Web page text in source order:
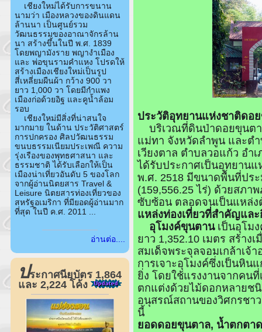
เชียงใหม่ได้รับการขนาน
นามว่า เมืองหลวงของดินแดน
ล้านนา เป็นศูนย์รวม
วัฒนธรรมของอาณาจักรล้าน
นา สร้างขึ้นในปี พ.ศ. 1839
โดยพญามังราย พญางำเมือง
และ พ่อขุนรามคำแหง โปรดให้
สร้างเมืองเชียงใหม่เป็นรูป
สี่เหลี่ยมผืนผ้า กว้าง 900 วา
ยาว 1,000 วา โดยมีกำแพง
เมืองก่อด้วยอิฐ และคูน้ำล้อม
รอบ
เชียงใหม่มีสิ่งที่น่าสนใจ
มากมาย ในด้าน ประวัติศาสตร์
การปกครอง ศิลปวัฒนธรรม
ขนบธรรมเนียมประเพณี ความ
รุ่งเรืองของพุทธศาสนา และ
ธรรมชาติ ได้รับเลือกให้เป็น
เมืองน่าเที่ยวอันดับ 5 ของโลก
จากผู้อ่านนิตยสาร Travel &
Leisure นิตยสารท่องเที่ยวของ
สหรัฐอเมริกา ที่มียอดผู้อ่านมาก
ที่สุด ในปี ค.ศ. 2011 ...
อ่านต่อ....
ประกาศนียบัตร 1,864
และ 2,224 โค้ง
ประวัติอุทยานแห่งชาติดอ
บริเวณที่ดินป่าดอยขุนตา
แม่ทา จังหวัดลำพูน และตำ
เวียงตาล ตำบลวอแก้ว อำ
ได้รับประกาศเป็นอุทยาน
พ.ศ. 2518 มีขนาดพื้นที่ปร
(159,556.25 ไร่) ด้วยสภา
ซับซ้อน ตลอดจนเป็นแหล่
แหล่งท่องเที่ยวที่สำคัญแล
อุโมงค์ขุนตานเป็นอุโม
ยาว 1,352.10 เมตร สร้าง
สมเด็จพระจุลจอมเกล้าเจ้
การเจาะอุโมงค์ซึ่งเป็นหิน
ยิ่ง โดยใช้แรงงานจากคน
ตกแต่งด้วยไม้ดอกหลายช
อนุสรณ์สถานของวิศกรชา
นี้
ยอดดอยขุนตาล, น้ำตกตา